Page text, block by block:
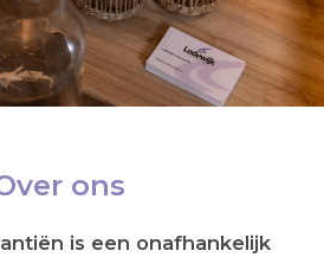
ons
is een onafhankelijk